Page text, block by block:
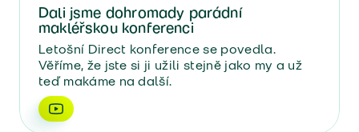
Dali jsme dohromady parádní
makléřskou konferenci
Letošní Direct konference se povedla.
Věříme, že jste si ji užili stejně jako my a už
teď makáme na další.